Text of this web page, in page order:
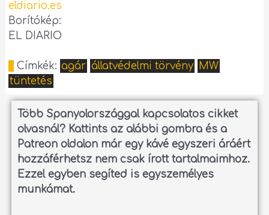
eldiario.es
Borítókép:
EL DIARIO
Címkék: agár állatvédelmi törvény MW
tüntetés
Több Spanyolországgal kapcsolatos cikket
olvasnál? Kattints az alábbi gombra és a
Patreon oldalon már egy kávé egyszeri áráért
hozzáférhetsz nem csak írott tartalmaimhoz.
Ezzel egyben segíted is egyszemélyes
munkámat.